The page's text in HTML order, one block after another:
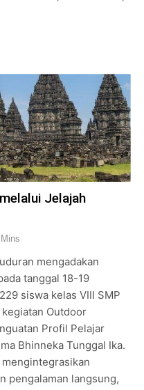
Jelajah
mengadakan
tanggal 18-19
siswa kelas VIII SMP
Outdoor
Profil Pelajar
Bhinneka Tunggal Ika.
pengalaman langsung,